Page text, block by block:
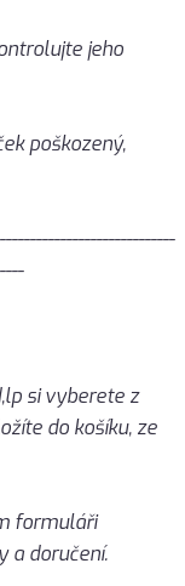
jeho
poškozený,
si vyberete z
do košíku, ze
formuláři
a doručení.